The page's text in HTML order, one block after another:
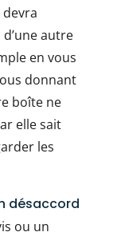
devra
autre
en vous
donnant
boîte ne
elle sait
les
désaccord
ou un